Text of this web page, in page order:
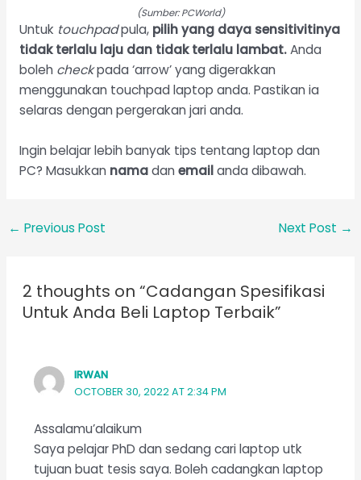
(Sumber: PCWorld)
Untuk touchpadpula, pilih yang daya sensitivitinya
tidak terlalu laju dan tidak terlalu lambat.Anda
boleh checkpada ‘arrow’ yang digerakkan
menggunakan touchpad laptop anda. Pastikan ia
selaras dengan pergerakan jari anda.
Ingin belajar lebih banyak tips tentang laptop dan
PC? Masukkan namadan emailanda dibawah.
← Previous Post Next Post →
2 thoughts on “Cadangan Spesifikasi
Untuk Anda Beli Laptop Terbaik”
IRWAN
OCTOBER 30, 2022 AT 2:34 PM
Assalamu’alaikum
Saya pelajar PhD dan sedang cari laptop utk
tujuan buat tesis saya. Boleh cadangkan laptop